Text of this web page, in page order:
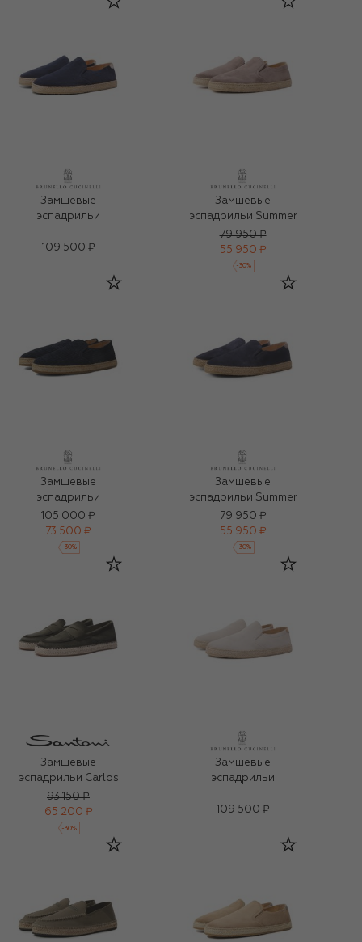
Замшевые
эспадрильи
109 500 ₽
Замшевые
эспадрильи Summer
79 950 ₽
55 950 ₽
-30%
Замшевые
эспадрильи
105 000 ₽
73 500 ₽
-30%
Замшевые
эспадрильи Summer
79 950 ₽
55 950 ₽
-30%
Замшевые
эспадрильи Carlos
93 150 ₽
65 200 ₽
-30%
Замшевые
эспадрильи
109 500 ₽